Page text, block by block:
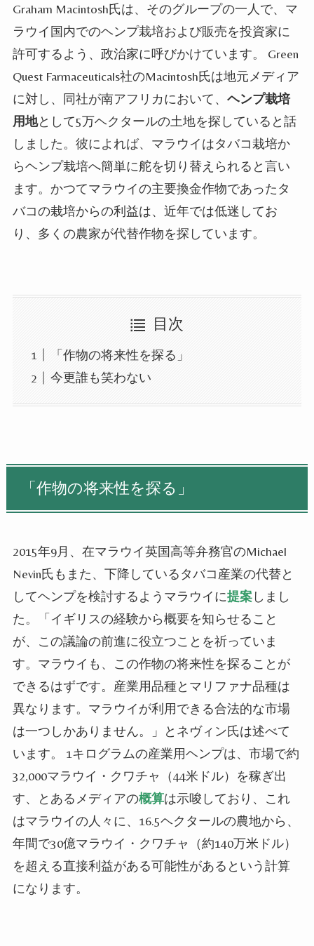
Graham Macintosh氏は、そのグループの一人で、マ
ラウイ国内でのヘンプ栽培および販売を投資家に
許可するよう、政治家に呼びかけています。
Green
Quest Farmaceuticals社のMacintosh氏は地元メディア
に対し、同社が南アフリカにおいて、 ヘンプ栽培
用地として5万ヘクタールの土地を探していると話
しました。彼によれば、マラウイはタバコ栽培か
らヘンプ栽培へ簡単に舵を切り替えられると言い
ます。かつてマラウイの主要換金作物であったタ
バコの栽培からの利益は、近年では低迷してお
り、多くの農家が代替作物を探しています。
目次
「作物の将来性を探る」
今更誰も笑わない
「作物の将来性を探る」
2015年9月、在マラウイ英国高等弁務官のMichael
Nevin氏もまた、下降しているタバコ産業の代替と
してヘンプを検討するようマラウイに提案しまし
た。「イギリスの経験から概要を知らせること
が、この議論の前進に役立つことを祈っていま
す。マラウイも、この作物の将来性を探ることが
できるはずです。産業用品種とマリファナ品種は
異なります。マラウイが利用できる合法的な市場
は一つしかありません。」とネヴィン氏は述べて
います。
1キログラムの産業用ヘンプは、市場で約
32,000マラウイ・クワチャ（44米ドル）を稼ぎ出
す、とあるメディアの概算は示唆しており、これ
はマラウイの人々に、16.5ヘクタールの農地から、
年間で30億マラウイ・クワチャ（約140万米ドル）
を超える直接利益がある可能性があるという計算
になります。